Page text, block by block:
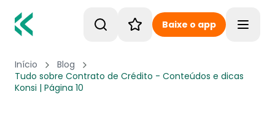
Baixe o app
Início
Blog
Tudo sobre Contrato de Crédito - Conteúdos e dicas
Konsi | Página 10